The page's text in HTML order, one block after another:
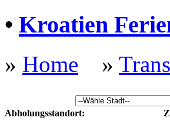
• Kroatien
» Home »
Abholungsstandort: